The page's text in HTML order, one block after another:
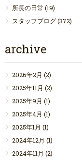
所長の日常 (19)
スタッフブログ(372)
archive
2026年2月 (2)
2025年11月 (2)
2025年9月 (1)
2025年4月 (1)
2025年1月 (1)
2024年12月 (1)
2024年11月 (2)